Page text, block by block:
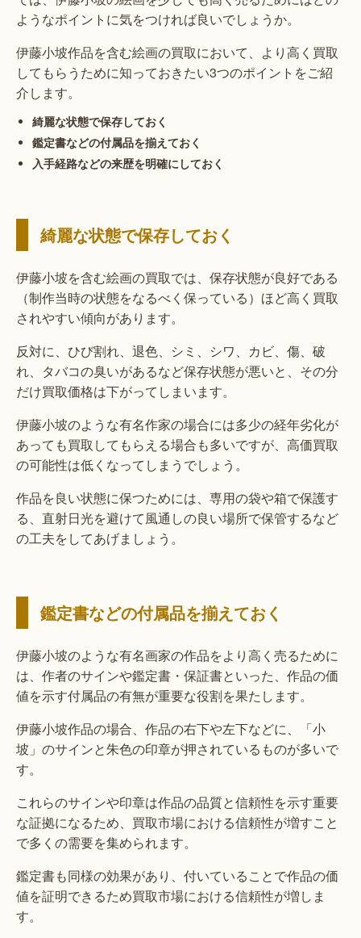
ようなポイントに気をつければ良いでしょうか。
伊藤小坡作品を含む絵画の買取において、より高く買取
してもらうために知っておきたい3つのポイントをご紹
介します。
綺麗な状態で保存しておく
鑑定書などの付属品を揃えておく
入手経路などの来歴を明確にしておく
綺麗な状態で保存しておく
伊藤小坡を含む絵画の買取では、保存状態が良好である
（制作当時の状態をなるべく保っている）ほど高く買取
されやすい傾向があります。
反対に、ひび割れ、退色、シミ、シワ、カビ、傷、破
れ、タバコの臭いがあるなど保存状態が悪いと、その分
だけ買取価格は下がってしまいます。
伊藤小坡のような有名作家の場合には多少の経年劣化が
あっても買取してもらえる場合も多いですが、高価買取
の可能性は低くなってしまうでしょう。
作品を良い状態に保つためには、専用の袋や箱で保護す
る、直射日光を避けて風通しの良い場所で保管するなど
の工夫をしてあげましょう。
鑑定書などの付属品を揃えておく
伊藤小坡のような有名画家の作品をより高く売るために
は、作者のサインや鑑定書・保証書といった、作品の価
値を示す付属品の有無が重要な役割を果たします。
伊藤小坡作品の場合、作品の右下や左下などに、「小
坡」のサインと朱色の印章が押されているものが多いで
す。
これらのサインや印章は作品の品質と信頼性を示す重要
な証拠になるため、買取市場における信頼性が増すこと
で多くの需要を集められます。
鑑定書も同様の効果があり、付いていることで作品の価
値を証明できるため買取市場における信頼性が増しま
す。